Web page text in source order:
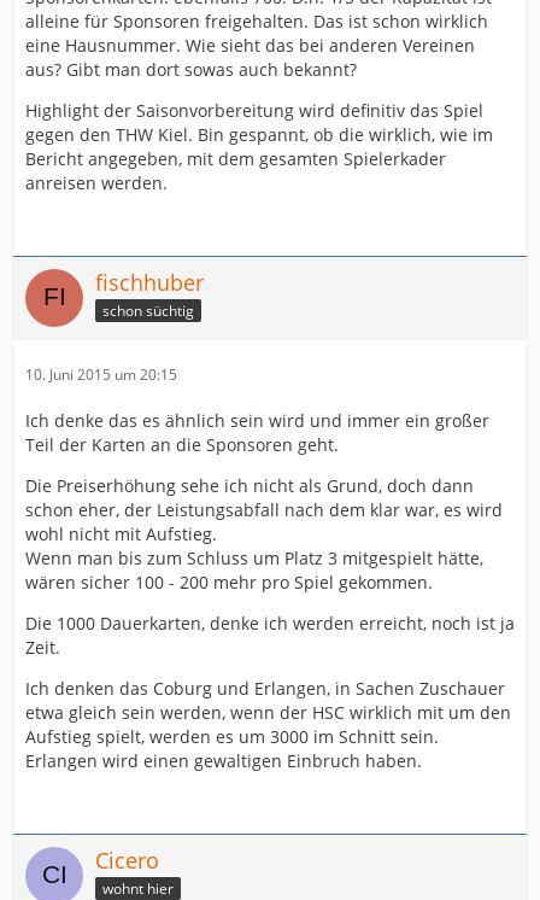
alleine für Sponsoren freigehalten. Das ist schon wirklich
eine Hausnummer. Wie sieht das bei anderen Vereinen
aus? Gibt man dort sowas auch bekannt?
Highlight der Saisonvorbereitung wird definitiv das Spiel
gegen den THW Kiel. Bin gespannt, ob die wirklich, wie im
Bericht angegeben, mit dem gesamten Spielerkader
anreisen werden.
fischhuber
schon süchtig
10. Juni 2015 um 20:15
Ich denke das es ähnlich sein wird und immer ein großer
Teil der Karten an die Sponsoren geht.
Die Preiserhöhung sehe ich nicht als Grund, doch dann
schon eher, der Leistungsabfall nach dem klar war, es wird
wohl nicht mit Aufstieg.
Wenn man bis zum Schluss um Platz 3 mitgespielt hätte,
wären sicher 100 - 200 mehr pro Spiel gekommen.
Die 1000 Dauerkarten, denke ich werden erreicht, noch ist ja
Zeit.
Ich denken das Coburg und Erlangen, in Sachen Zuschauer
etwa gleich sein werden, wenn der HSC wirklich mit um den
Aufstieg spielt, werden es um 3000 im Schnitt sein.
Erlangen wird einen gewaltigen Einbruch haben.
Cicero
wohnt hier